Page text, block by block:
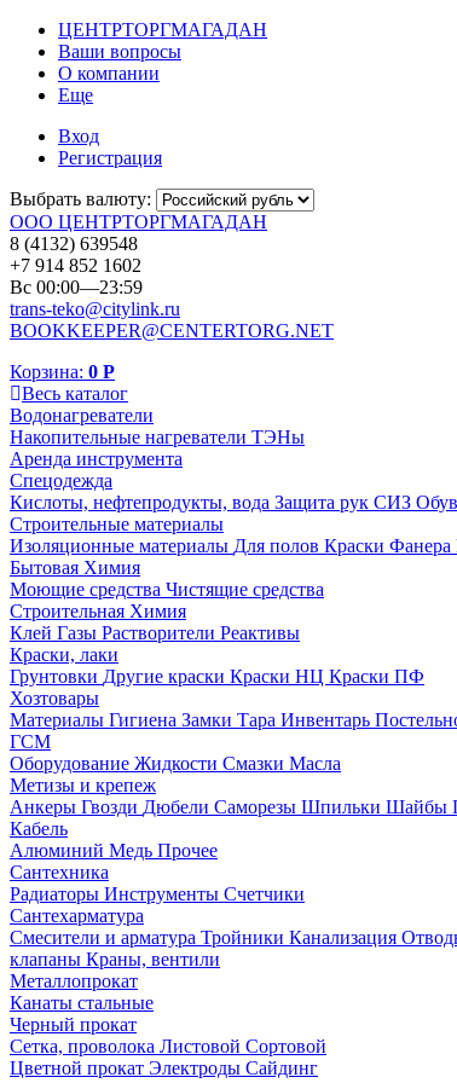
ЦЕНТРТОРГМАГАДАН
Ваши вопросы
О компании
Еще
Вход
Регистрация
Выбрать валюту:
ООО ЦЕНТРТОРГМАГАДАН
8 (4132) 639548
+7 914 852 1602
Вс 00:00—23:59
trans-teko@citylink.ru
BOOKKEEPER@CENTERTORG.NET
Корзина: 0 Р
Весь каталог
Водонагреватели
Накопительные нагреватели ТЭНы
Аренда инструмента
Спецодежда
Кислоты, нефтепродукты, вода Защита рук СИЗ
Строительные материалы
Изоляционные материалы Для полов Краски Фанера
Бытовая Химия
Моющие средства Чистящие средства
Строительная Химия
Клей Газы Растворители Реактивы
Краски, лаки
Грунтовки Другие краски Краски НЦ Краски ПФ
Хозтовары
Материалы Гигиена Замки Тара Инвентарь
ГСМ
Оборудование Жидкости Смазки Масла
Метизы и крепеж
Анкеры Гвозди Дюбели Саморезы Шпильки Шайбы
Кабель
Алюминий Медь Прочее
Сантехника
Радиаторы Инструменты Счетчики
Сантехарматура
Смесители и арматура Тройники Канализация
клапаны Краны, вентили
Металлопрокат
Канаты стальные
Черный прокат
Сетка, проволока Листовой Сортовой
Цветной прокат Электроды Сайдинг